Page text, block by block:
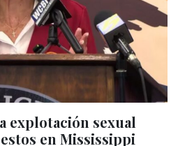
explotación sexual
en Mississippi